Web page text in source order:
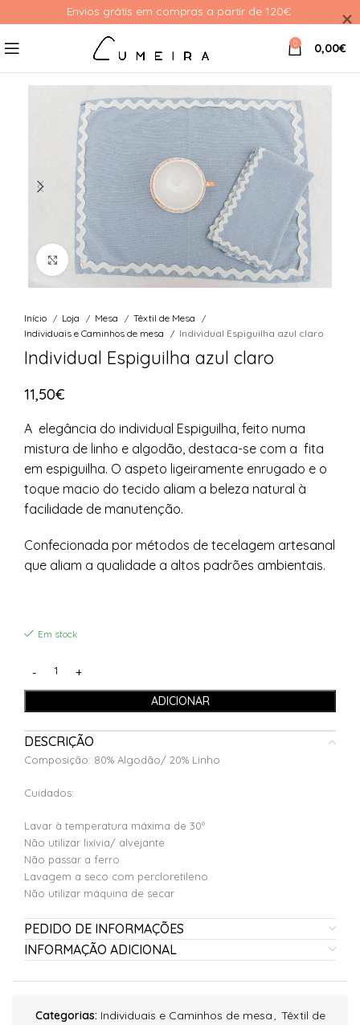
0 0,00€
Ver Imagem
Início Loja Mesa
Têxtil de Mesa
Individuais e Caminhos de mesa
Individual Espiguilha azul claro
Individual Espiguilha azul claro
11,50€
A elegância do individual Espiguilha, feito numa
mistura de linho e algodão, destaca-se com a fita
em espiguilha. O aspeto ligeiramente enrugado e o
toque macio do tecido aliam a beleza natural à
facilidade de manutenção.
Confecionada por métodos de tecelagem artesanal
que aliam a qualidade a altos padrões ambientais.
Em stock
ADICIONAR
DESCRIÇÃO
Composição: 80% Algodão/ 20% Linho
Cuidados:
Lavar à temperatura máxima de 30º
Não utilizar lixívia/ alvejante
Não passar a ferro
Lavagem a seco com percloretileno
Não utilizar máquina de secar
PEDIDO DE INFORMAÇÕES
INFORMAÇÃO ADICIONAL
Categorias: Individuais e Caminhos de mesa, Têxtil de
Envios grátis em compras a partir de 120€